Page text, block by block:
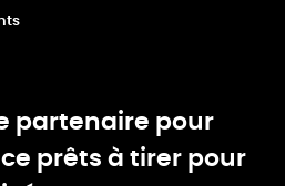
partenaire pour
prêts à tirer pour